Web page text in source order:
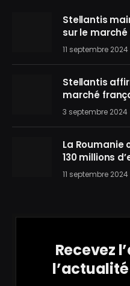
Stellantis
sur le
11 septembre 2024
Stellantis
marché
3 septembre 2024
La Roumanie
130 millions
11 septembre 2024
Recevez